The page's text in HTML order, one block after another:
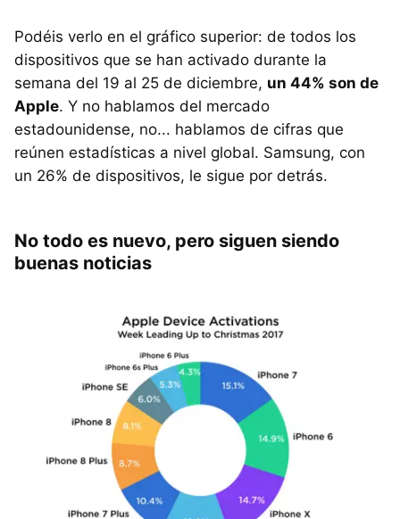
Podéis verlo en el gráfico superior: de todos los
dispositivos que se han activado durante la
semana del 19 al 25 de diciembre, un 44% son de
Apple. Y no hablamos del mercado
estadounidense, no... hablamos de cifras que
reúnen estadísticas a nivel global. Samsung, con
un 26% de dispositivos, le sigue por detrás.
No todo es nuevo, pero siguen siendo
buenas noticias